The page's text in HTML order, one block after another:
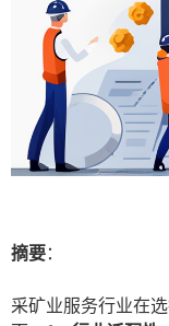
摘要：
采矿业服务行业在